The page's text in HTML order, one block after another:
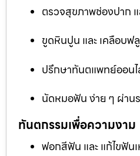
ตรวจสุขภาพช่องปาก
ขูดหินปูน และ เคลือบฟ
ปรึกษาทันตแพทย์ออนไ
นัดหมอฟัน ง่าย ๆ ผ่าน
ทันตกรรมเพื่อความงาม
ฟอกสีฟัน และ แก้ไขฟัน